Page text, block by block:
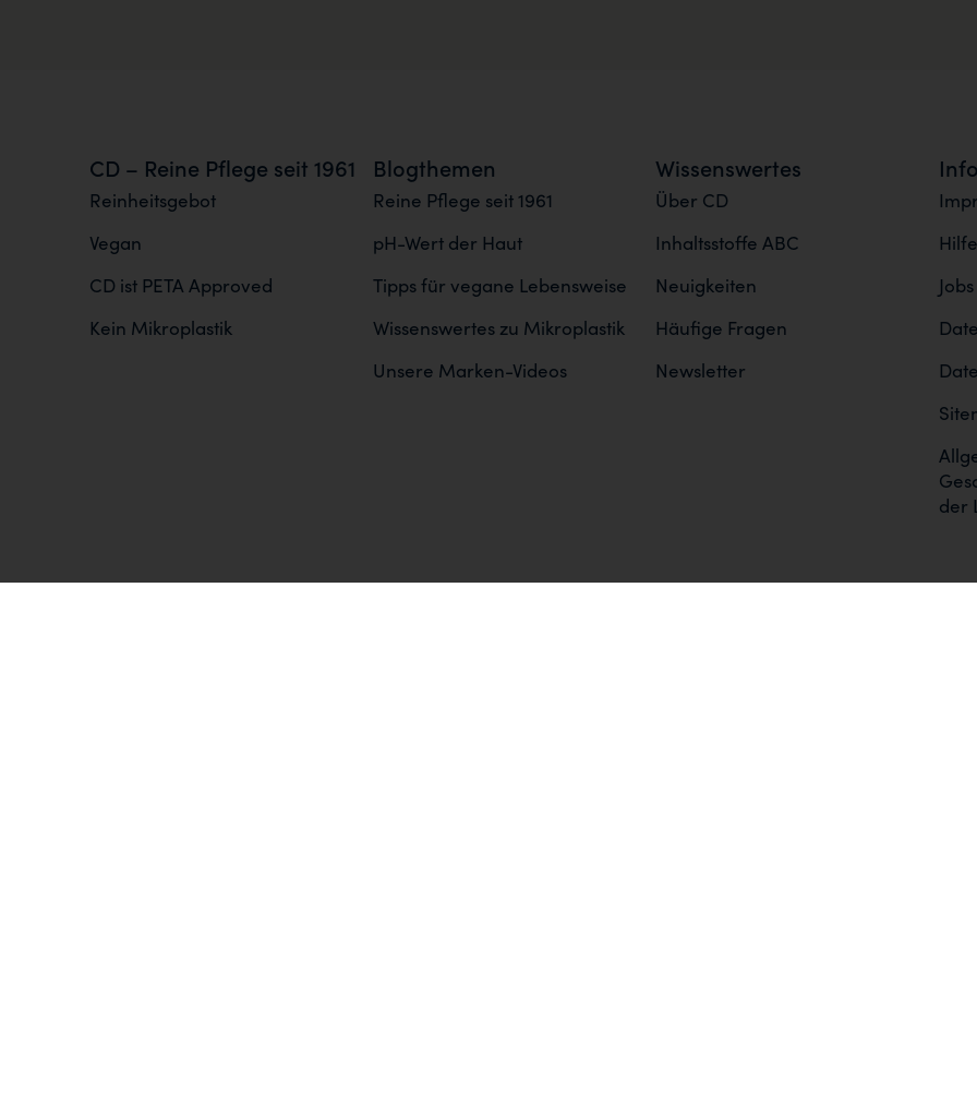
CD – Reine Pflege seit 1961
Reinheitsgebot
Vegan
CD ist PETA Approved
Kein Mikroplastik
Blogthemen
Reine Pflege seit 1961
pH-Wert der Haut
Tipps für vegane Lebensweise
Wissenswertes zu Mikroplastik
Unsere Marken-Videos
Wissenswertes
Über CD
Inhaltsstoffe ABC
Neuigkeiten
Häufige Fragen
Newsletter
Jobs
der